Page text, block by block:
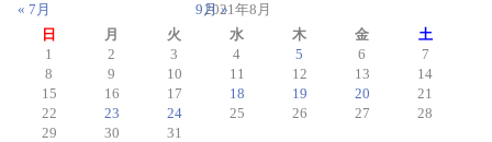
2021年8月
日
月 火 水 木 金
土
1
2 3 4 5 6
7
8
9 10 11 12 13
14
15
16 17 18 19 20
21
22
23 24 25 26 27
28
29
30 31
« 7月 9月 »